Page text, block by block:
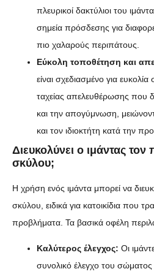
πλευρικοί δακτύλιοι του
σημεία πρόσδεσης για
πιο χαλαρούς περιπάτους.
Εύκολη τοποθέτηση και
είναι σχεδιασμένο για
ταχείας απελευθέρωσης που
και την απογύμνωση,
και τον ιδιοκτήτη κατά την
Διευκολύνει ο ιμάντας τον
σκύλου;
Η χρήση ενός ιμάντα μπορεί να
σκύλου, ειδικά για κατοικίδια που
προβλήματα. Τα βασικά οφέλη
Καλύτερος έλεγχος: Οι
συνολικό έλεγχο του